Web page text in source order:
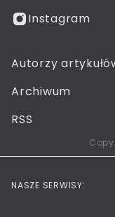
Instagram
Autorzy
Archiwum
RSS
NASZE SERWISY: